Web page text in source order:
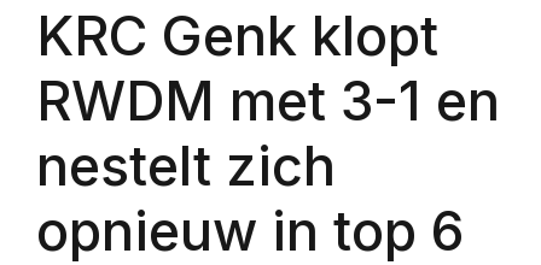
KRC Genk klopt
RWDM met 3-1 en
nestelt zich
opnieuw in top 6